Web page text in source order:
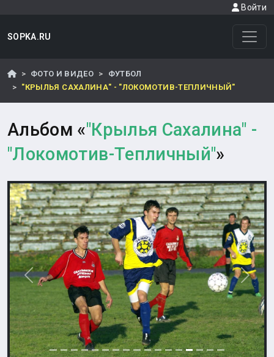
Войти
SOPKA.RU
ФОТО И ВИДЕО
ФУТБОЛ
"КРЫЛЬЯ САХАЛИНА" - "ЛОКОМОТИВ-ТЕПЛИЧНЫЙ"
Альбом «"Крылья Сахалина" -
"Локомотив-Тепличный"»
Назад